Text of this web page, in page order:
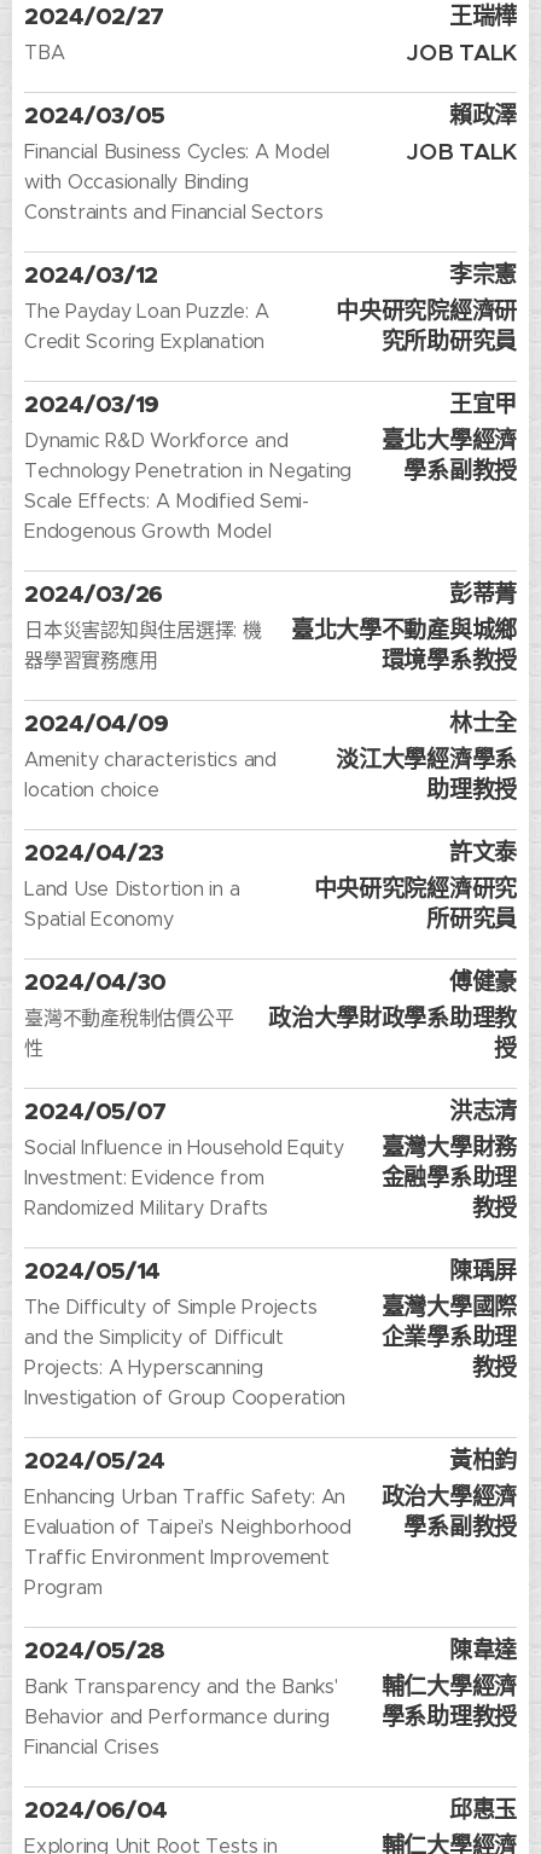
2024/02/27
TBA
王瑞樺
JOB TALK
2024/03/05
Financial Business Cycles: A Model
with Occasionally Binding
Constraints and Financial Sectors
賴政澤
JOB TALK
2024/03/12
The Payday Loan Puzzle: A
Credit Scoring Explanation
李宗憲
中央研究院經濟研
究所助研究員
2024/03/19
Dynamic R&D Workforce and
Technology Penetration in Negating
Scale Effects: A Modified Semi-
Endogenous Growth Model
王宜甲
臺北大學經濟
學系副教授
2024/03/26
日本災害認知與住居選擇: 機
器學習實務應用
彭蒂菁
臺北大學不動產與城鄉
環境學系教授
2024/04/09
Amenity characteristics and
location choice
林士全
淡江大學經濟學系
助理教授
2024/04/23
Land Use Distortion in a
Spatial Economy
許文泰
中央研究院經濟研究
所研究員
2024/04/30
臺灣不動產稅制估價公平
性
傅健豪
政治大學財政學系助理教
授
2024/05/07
Social Influence in Household Equity
Investment: Evidence from
Randomized Military Drafts
洪志清
臺灣大學財務
金融學系助理
教授
2024/05/14
The Difficulty of Simple Projects
and the Simplicity of Difficult
Projects: A Hyperscanning
Investigation of Group Cooperation
陳瑀屏
臺灣大學國際
企業學系助理
教授
2024/05/24
Enhancing Urban Traffic Safety: An
Evaluation of Taipei's Neighborhood
Traffic Environment Improvement
Program
黃柏鈞
政治大學經濟
學系副教授
2024/05/28
Bank Transparency and the Banks'
Behavior and Performance during
Financial Crises
陳韋達
輔仁大學經濟
學系助理教授
2024/06/04
Exploring Unit Root Tests in
邱惠玉
輔仁大學經濟